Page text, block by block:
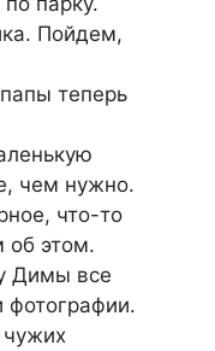
Пойдем,
теперь
чем нужно.
что-то
об этом.
Димы все
фотографии.
чужих